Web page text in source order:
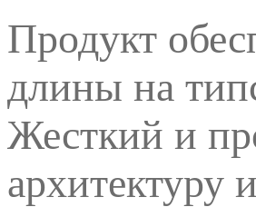
Продукт
длины на
Жесткий и
архитектуру